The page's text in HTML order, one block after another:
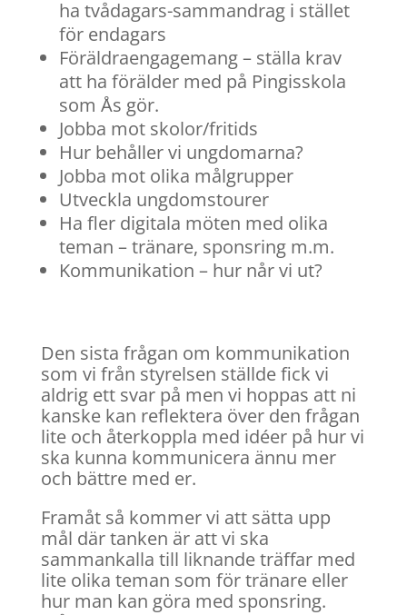
ha tvådagars-sammandrag i stället
för endagars
Föräldraengagemang – ställa krav
att ha förälder med på Pingisskola
som Ås gör.
Jobba mot skolor/fritids
Hur behåller vi ungdomarna?
Jobba mot olika målgrupper
Utveckla ungdomstourer
Ha fler digitala möten med olika
teman – tränare, sponsring m.m.
Kommunikation – hur når vi ut?
Den sista frågan om kommunikation
som vi från styrelsen ställde fick vi
aldrig ett svar på men vi hoppas att ni
kanske kan reflektera över den frågan
lite och återkoppla med idéer på hur vi
ska kunna kommunicera ännu mer
och bättre med er.
Framåt så kommer vi att sätta upp
mål där tanken är att vi ska
sammankalla till liknande träffar med
lite olika teman som för tränare eller
hur man kan göra med sponsring.